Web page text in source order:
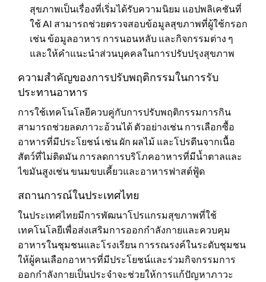
สุขภาพเป็นเรื่องที่เริ่มได้รับความนิยม แอปพลิเคชันที่
ใช้ AI สามารถช่วยตรวจสอบข้อมูลสุขภาพที่ผู้ใช้กรอก
เช่น ข้อมูลอาหาร การนอนหลับ และกิจกรรมต่าง ๆ
และให้คำแนะนำส่วนบุคคลในการปรับปรุงสุขภาพ
ความสำคัญของการปรับพฤติกรรมในการรับ
ประทานอาหาร
การใช้เทคโนโลยีควบคู่กับการปรับพฤติกรรมการกิน
สามารถช่วยลดภาวะอ้วนได้ ตัวอย่างเช่น การเลือกซื้อ
อาหารที่มีประโยชน์ เช่น ผัก ผลไม้ และโปรตีนจากเนื้อ
สัตว์ที่ไม่ติดมัน การลดการบริโภคอาหารที่มีน้ำตาลและ
ไขมันสูงเช่น ขนมขบเคี้ยวและอาหารฟาสต์ฟู้ด
สถานการณ์ในประเทศไทย
ในประเทศไทยมีการพัฒนาโปรแกรมสุขภาพที่ใช้
เทคโนโลยีเพื่อส่งเสริมการออกกำลังกายและควบคุม
อาหารในชุมชนและโรงเรียน การรณรงค์ในระดับชุมชน
ให้ผู้คนเลือกอาหารที่มีประโยชน์และร่วมกิจกรรมการ
ออกกำลังกายเป็นประจำจะช่วยให้การแก้ปัญหาภาวะ